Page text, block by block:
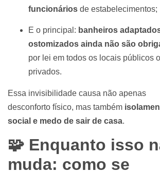
funcionários de estabelecimentos;
E o principal: banheiros
ostomizados ainda não são
por lei em todos os locais públicos
privados.
Essa invisibilidade causa não apenas
desconforto físico, mas também
social e medo de sair de casa.
🧩 Enquanto isso
muda: como se